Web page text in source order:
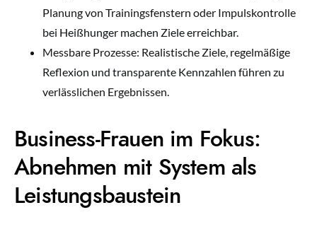
Planung von Trainingsfenstern oder Impulskontrolle
bei Heißhunger machen Ziele erreichbar.
Messbare Prozesse: Realistische Ziele, regelmäßige
Reflexion und transparente Kennzahlen führen zu
verlässlichen Ergebnissen.
Business-Frauen im Fokus:
Abnehmen mit System als
Leistungsbaustein